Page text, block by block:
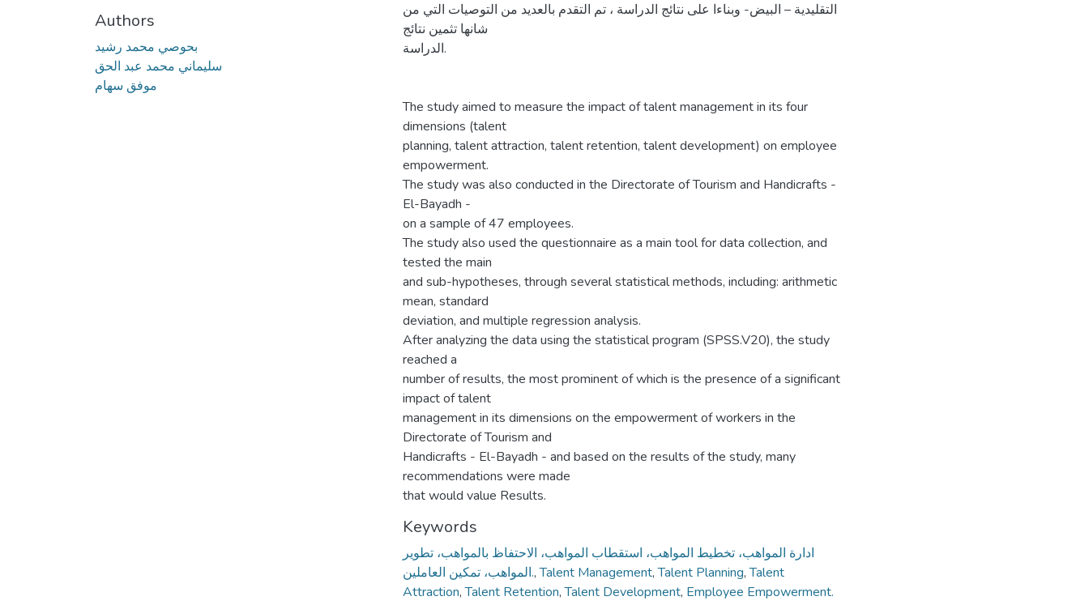
Authors
بحوصي محمد رشيد
سليماني محمد عبد الحق
موفق سهام
التقليدية – البيض- وبناءا على نتائج الدراسة ، تم التقدم بالعديد من التوصيات التي من
شانها تثمين نتائج
الدراسة.
The study aimed to measure the impact of talent management in its four
dimensions (talent
planning, talent attraction, talent retention, talent development) on employee
empowerment.
The study was also conducted in the Directorate of Tourism and Handicrafts -
El-Bayadh -
on a sample of 47 employees.
The study also used the questionnaire as a main tool for data collection, and
tested the main
and sub-hypotheses, through several statistical methods, including: arithmetic
mean, standard
deviation, and multiple regression analysis.
After analyzing the data using the statistical program (SPSS.V20), the study
reached a
number of results, the most prominent of which is the presence of a significant
impact of talent
management in its dimensions on the empowerment of workers in the
Directorate of Tourism and
Handicrafts - El-Bayadh - and based on the results of the study, many
recommendations were made
that would value Results.
Keywords
ادارة المواهب، تخطيط المواهب، استقطاب المواهب، الاحتفاظ بالمواهب، تطوير
المواهب، تمكين العاملين.,Talent Management,Talent Planning,Talent
Attraction,Talent Retention,Talent Development, Employee Empowerment.